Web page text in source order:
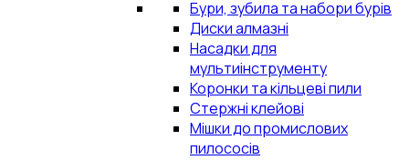
Бури, зубила та набори бурів
Диски алмазні
Насадки для
мультиінструменту
Коронки та кільцеві пили
Стержні клейові
Мішки до промислових
пилососів